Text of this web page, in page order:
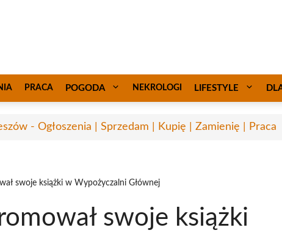
PRACA POGODA NEKROLOGI LIFESTYLE
- Ogłoszenia | Sprzedam | Kupię | Zamienię | Praca
swoje książki w Wypożyczalni Głównej
swoje książki